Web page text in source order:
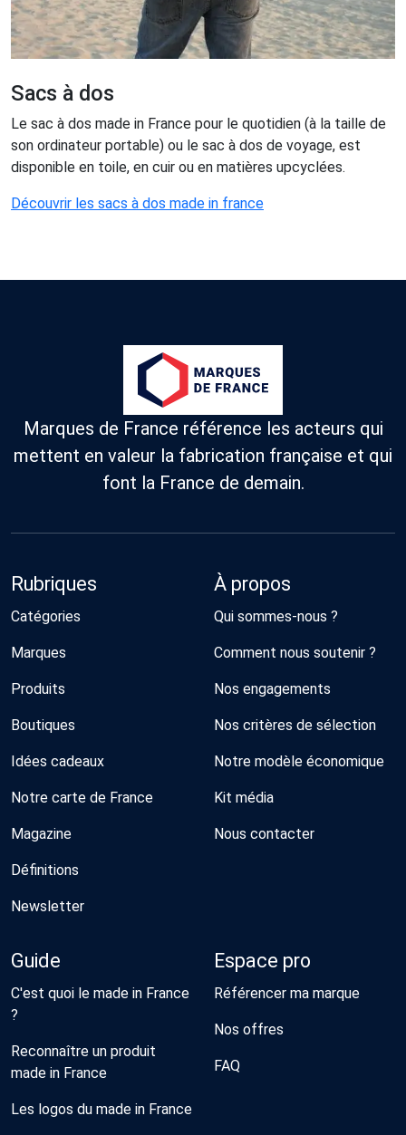
Sacs à dos
Le sac à dos made in France pour le quotidien (à la taille de
son ordinateur portable) ou le sac à dos de voyage, est
disponible en toile, en cuir ou en matières upcyclées.
Découvrir les sacs à dos made in france
Marques de France référence les acteurs qui
mettent en valeur la fabrication française et qui
font la France de demain.
Rubriques
Catégories
Marques
Produits
Boutiques
Idées cadeaux
Notre carte de France
Magazine
Définitions
Newsletter
À propos
Qui sommes-nous ?
Comment nous soutenir ?
Nos engagements
Nos critères de sélection
Notre modèle économique
Kit média
Nous contacter
Guide
C'est quoi le made in France
?
Reconnaître un produit
made in France
Les logos du made in France
Espace pro
Référencer ma marque
Nos offres
FAQ